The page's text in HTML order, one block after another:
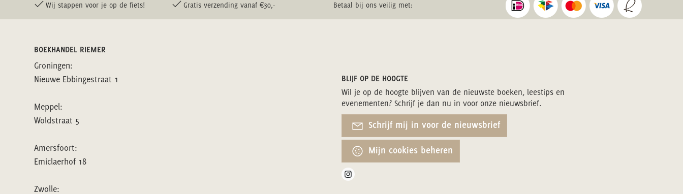
Wij stappen voor je op de fiets! Gratis verzending vanaf €30,- Betaal bij ons veilig met:
BOEKHANDEL RIEMER
Groningen:
Nieuwe Ebbingestraat 1
Meppel:
Woldstraat 5
Amersfoort:
Emiclaerhof 18
Zwolle:
BLIJF OP DE HOOGTE
Wil je op de hoogte blijven van de nieuwste boeken, leestips en
evenementen? Schrijf je dan nu in voor onze nieuwsbrief.
Schrijf mij in voor de nieuwsbrief
Mijn cookies beheren